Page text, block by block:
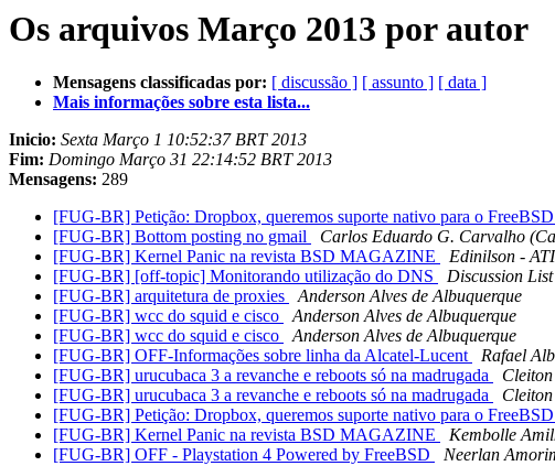
Os arquivos Março 2013 por autor
Mensagens classificadas por: [ discussão ] [ assunto ] [ data ]
Mais informações sobre esta lista...
Inicio: Sexta Março 1 10:52:37 BRT 2013
Fim: Domingo Março 31 22:14:52 BRT 2013
Mensagens: 289
[FUG-BR] Petição: Dropbox, queremos suporte nativo para o
[FUG-BR] Bottom posting no gmail
Carlos Eduardo G. Carvalho
[FUG-BR] Kernel Panic na revista BSD MAGAZINE
Edinilson -
[FUG-BR] [off-topic] Monitorando utilização do DNS
Discussion
[FUG-BR] arquitetura de proxies
Anderson Alves de Albuquerque
[FUG-BR] wcc do squid e cisco
Anderson Alves de Albuquerque
[FUG-BR] wcc do squid e cisco
Anderson Alves de Albuquerque
[FUG-BR] OFF-Informações sobre linha da Alcatel-Lucent
Rafael
[FUG-BR] urucubaca 3 a revanche e reboots só na madrugada
[FUG-BR] urucubaca 3 a revanche e reboots só na madrugada
[FUG-BR] Petição: Dropbox, queremos suporte nativo para o
[FUG-BR] Kernel Panic na revista BSD MAGAZINE
Kembolle
[FUG-BR] OFF - Playstation 4 Powered by FreeBSD
Neerlan